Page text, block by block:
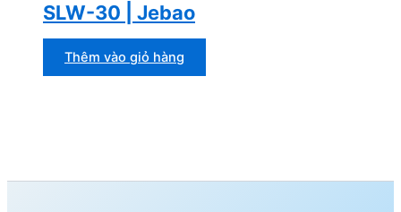
SLW-30 | Jebao
Thêm vào giỏ hàng